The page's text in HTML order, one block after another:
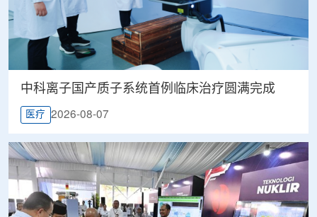
中科离子国产质子系统首例临床治疗圆满完成
医疗 2026-08-07